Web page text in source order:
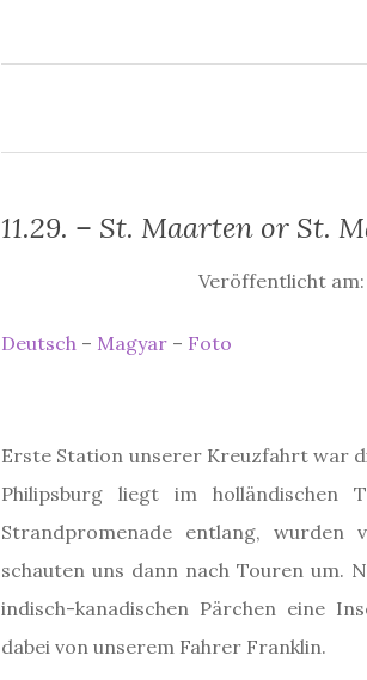
11.29. – St. Maarten or St.
Veröffentlicht
Deutsch – Magyar – Foto
Erste Station unserer Kreuzfahrt war
Philipsburg liegt im
Strandpromenade entlang, wurden
schauten uns dann nach Touren um.
indisch-kanadischen Pärchen eine
dabei von unserem Fahrer Franklin.